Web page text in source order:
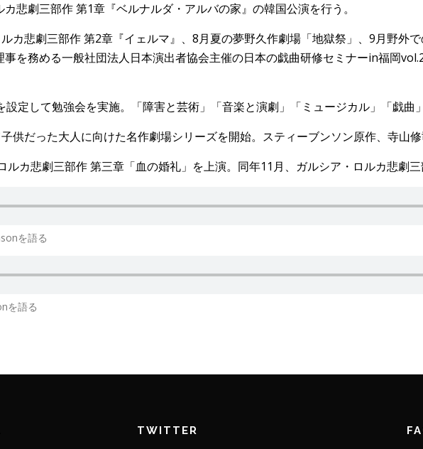
悲劇三部作 第1章『ベルナルダ・アルバの家』の韓国公演を行う。
カ悲劇三部作 第2章『イェルマ』、8月夏の夢野久作劇場「地獄祭」、9月野外
を務める一般社団法人日本演出者協会主催の日本の戯曲研修セミナーin福岡
定して勉強会を実施。「障害と芸術」「音楽と演劇」「ミュージカル」「戯曲
供だった大人に向けた名作劇場シリーズを開始。スティーブンソン原作、寺山修
ルカ悲劇三部作 第三章「血の婚礼」を上演。同年11月、ガルシア・ロルカ悲劇三
を語る
を語る
TWITTER